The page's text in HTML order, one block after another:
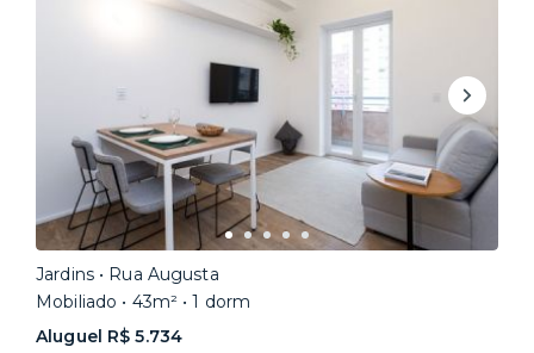
Jardins • Rua Augusta
Mobiliado • 43m² • 1 dorm
Aluguel R$ 5.734